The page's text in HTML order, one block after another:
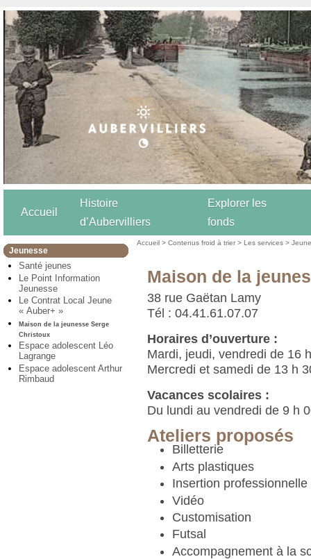
Accueil
Histoire
d’Aubervilliers
Explorer les
fonds
Jeunesse
Santé jeunes
Le Point Information
Jeunesse
Le Contrat Local Jeune
« Auber+ »
Maison de la jeunesse Serge
Christoux
Espace adolescent Léo
Lagrange
Espace adolescent Arthur
Rimbaud
Accueil >Contenus froid à trier >Les services >
Maison de la
38 rue Gaëtan Lamy
Tél : 04.41.61.07.07
Horaires d’ouverture :
Mardi, jeudi, vendredi de 16
Mercredi et samedi de 13 h
Vacances scolaires :
Du lundi au vendredi de 9 h
Ateliers proposés
Billetterie
Arts plastiques
Insertion professionnelle
Vidéo
Customisation
Futsal
Accompagnement à la